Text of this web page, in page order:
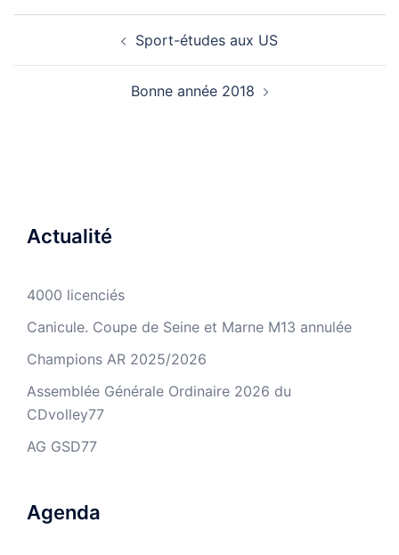
Sport-études aux US
Bonne année 2018
Actualité
4000 licenciés
Canicule. Coupe de Seine et Marne M13 annulée
Champions AR 2025/2026
Assemblée Générale Ordinaire 2026 du
CDvolley77
AG GSD77
Agenda